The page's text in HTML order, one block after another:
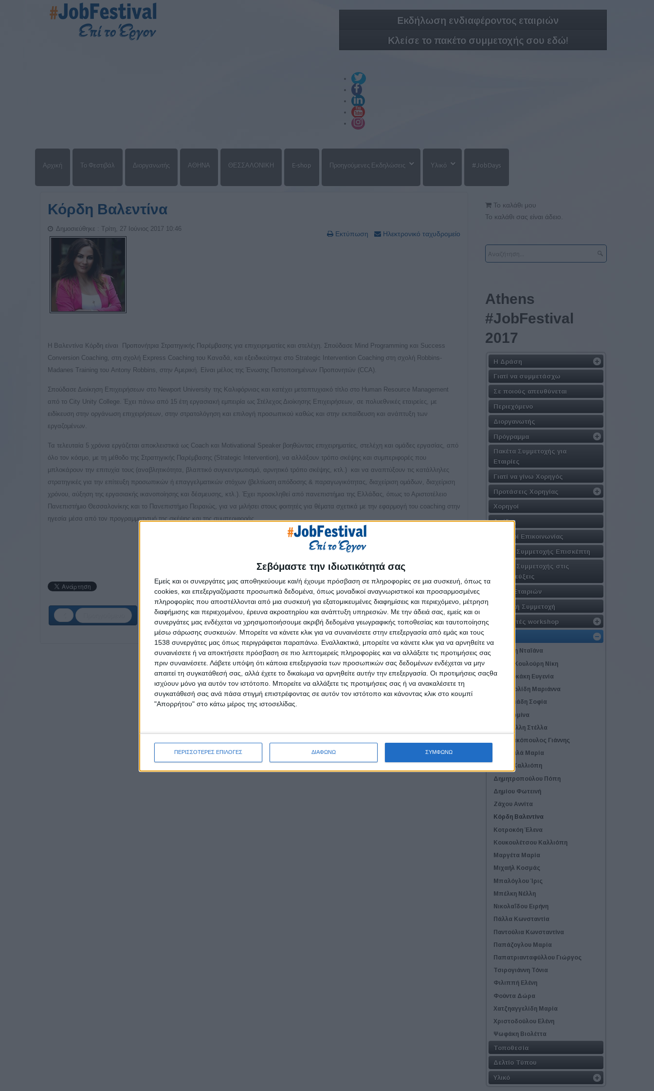
Σεβόμαστε την ιδιωτικότητά σας
Εμείς και οι συνεργάτες μας αποθηκεύουμε και/ή έχουμε πρόσβαση σε πληροφορίες σε μια συσκευή, όπως τα
cookies, και επεξεργαζόμαστε προσωπικά δεδομένα, όπως μοναδικοί αναγνωριστικοί και προσαρμοσμένες
πληροφορίες που αποστέλλονται από μια συσκευή για εξατομικευμένες διαφημίσεις και περιεχόμενο, μέτρηση
διαφήμισης και περιεχομένου, έρευνα ακροατηρίου και ανάπτυξη υπηρεσιών. Με την άδειά σας, εμείς και οι
συνεργάτες μας ενδέχεται να χρησιμοποιήσουμε ακριβή δεδομένα γεωγραφικής τοποθεσίας και ταυτοποίησης
μέσω σάρωσης συσκευών. Μπορείτε να κάνετε κλικ για να συναινέσετε στην επεξεργασία από εμάς και τους
1538 συνεργάτες μας όπως περιγράφεται παραπάνω. Εναλλακτικά, μπορείτε να κάνετε κλικ για να αρνηθείτε να
συναινέσετε ή να αποκτήσετε πρόσβαση σε πιο λεπτομερείς πληροφορίες και να αλλάξετε τις προτιμήσεις σας
πριν συναινέσετε. Λάβετε υπόψη ότι κάποια επεξεργασία των προσωπικών σας δεδομένων ενδέχεται να μην
απαιτεί τη συγκατάθεσή σας, αλλά έχετε το δικαίωμα να αρνηθείτε αυτήν την επεξεργασία. Οι προτιμήσεις σαςθα
ισχύουν μόνο για αυτόν τον ιστότοπο. Μπορείτε να αλλάξετε τις προτιμήσεις σας ή να ανακαλέσετε τη
συγκατάθεσή σας ανά πάσα στιγμή επιστρέφοντας σε αυτόν τον ιστότοπο και κάνοντας κλικ στο κουμπί
"Απορρήτου" στο κάτω μέρος της ιστοσελίδας.
ΠΕΡΙΣΣΟΤΕΡΕΣ ΕΠΙΛΟΓΕΣ ΔΙΑΦΩΝΩ ΣΥΜΦΩΝΩ
Εκδήλωση ενδιαφέροντος εταιριών
Κλείσε το πακέτο συμμετοχής σου εδώ!
Αρχική Το Φεστιβάλ Διοργανωτής ΑΘΗΝΑ ΘΕΣΣΑΛΟΝΙΚΗ E-shop Προηγούμενες Εκδηλώσεις Υλικό #JobDays
Κόρδη Βαλεντίνα
Εκτύπωση Ηλεκτρονικό ταχυδρομείο
Δημοσιεύθηκε : Τρίτη, 27 Ιούνιος 2017 10:46
Η Βαλεντίνα Κόρδη είναι Προπονήτρια Στρατηγικής Παρέμβασης για επιχειρηματίες και στελέχη. Σπούδασε Mind Programming και Success
Conversion Coaching, στη σχολή Express Coaching του Καναδά, και εξειδικεύτηκε στο Strategic Intervention Coaching στη σχολή Robbins-
Madanes Training του Antony Robbins, στην Αμερική. Είναι μέλος της Ένωσης Πιστοποιημένων Προπονητών (CCA).
Σπούδασε Διοίκηση Επιχειρήσεων στο Newport University της Καλιφόρνιας και κατέχει μεταπτυχιακό τίτλο στο Human Resource Management
από το City Unity College. Έχει πάνω από 15 έτη εργασιακή εμπειρία ως Στέλεχος Διοίκησης Επιχειρήσεων, σε πολυεθνικές εταιρείες, με
ειδίκευση στην οργάνωση επιχειρήσεων, στην στρατολόγηση και επιλογή προσωπικού καθώς και στην εκπαίδευση και ανάπτυξη των
εργαζομένων.
Τα τελευταία 5 χρόνια εργάζεται αποκλειστικά ως Coach και Motivational Speaker βοηθώντας επιχειρηματίες, στελέχη και ομάδες εργασίας, από
όλο τον κόσμο, με τη μέθοδο της Στρατηγικής Παρέμβασης (Strategic Intervention), να αλλάξουν τρόπο σκέψης και συμπεριφορές που
μπλοκάρουν την επιτυχία τους (αναβλητικότητα, βλαπτικό συγκεντρωτισμό, αρνητικό τρόπο σκέψης, κτλ.) και να αναπτύξουν τις κατάλληλες
στρατηγικές για την επίτευξη προσωπικών ή επαγγελματικών στόχων (βελτίωση απόδοσης & παραγωγικότητας, διαχείριση ομάδων, διαχείριση
χρόνου, αύξηση της εργασιακής ικανοποίησης και δέσμευσης, κτλ.). Έχει προσκληθεί από πανεπιστήμια της Ελλάδας, όπως το Αριστοτέλειο
Πανεπιστήμιο Θεσσαλονίκης και το Πανεπιστήμιο Πειραιώς, για να μιλήσει στους φοιτητές για θέματα σχετικά με την εφαρμογή του coaching στην
ηγεσία μέσα από τον προγραμματισμό της σκέψης και της συμπεριφοράς.
Επόμενο
Το καλάθι μου
Το καλάθι σας είναι άδειο.
Athens
#JobFestival
2017
Η Δράση
Γιατί να συμμετάσχω
Σε ποιούς απευθύνεται
Περιεχόμενο
Διοργανωτής
Πρόγραμμα
Πακέτα Συμμετοχής για
Εταιρίες
Γιατί να γίνω Χορηγός
Προτάσεις Χορηγίας
Χορηγοί
Αιγίδες
Χορηγοί Επικοινωνίας
Φόρμα Συμμετοχής Επισκέπτη
Φόρμα Συμμετοχής στις
Συνεντεύξεις
Λίστα Εταιριών
Εταιρική Συμμετοχή
Εισηγητές workshop
Αλεξάκη Νταϊάνα
Ανάντι Κουλούρη Νίκη
Ανδρουκάκη Ευγενία
Αποστολίδη Μαριάννα
Βασιλειάδη Σοφία
Γάκη Ερμίνα
Γαμβρέλλη Στέλλα
Γεωργακόπουλος Γιάννης
Γεωργαλά Μαρία
Γκόρη Καλλιόπη
Δημητροπούλου Πόπη
Δημίου Φωτεινή
Ζάχου Αννίτα
Κόρδη Βαλεντίνα
Κοτροκόη Έλενα
Κουκουλέτσου Καλλιόπη
Μαργέτα Μαρία
Μιχαήλ Κοσμάς
Μπαλόγλου Ίρις
Μπέλκη Νέλλη
Νικολαΐδου Ειρήνη
Πάλλα Κωνσταντία
Παντούλια Κωνσταντίνα
Παπάζογλου Μαρία
Παπατριανταφύλλου Γιώργος
Τσιρογιάννη Τόνια
Φιλιππή Ελένη
Φούντα Δώρα
Χατζηαγγελίδη Μαρία
Χριστοδούλου Ελένη
Ψωφάκη Βιολέττα
Τοποθεσία
Δελτίο Τύπου
Υλικό